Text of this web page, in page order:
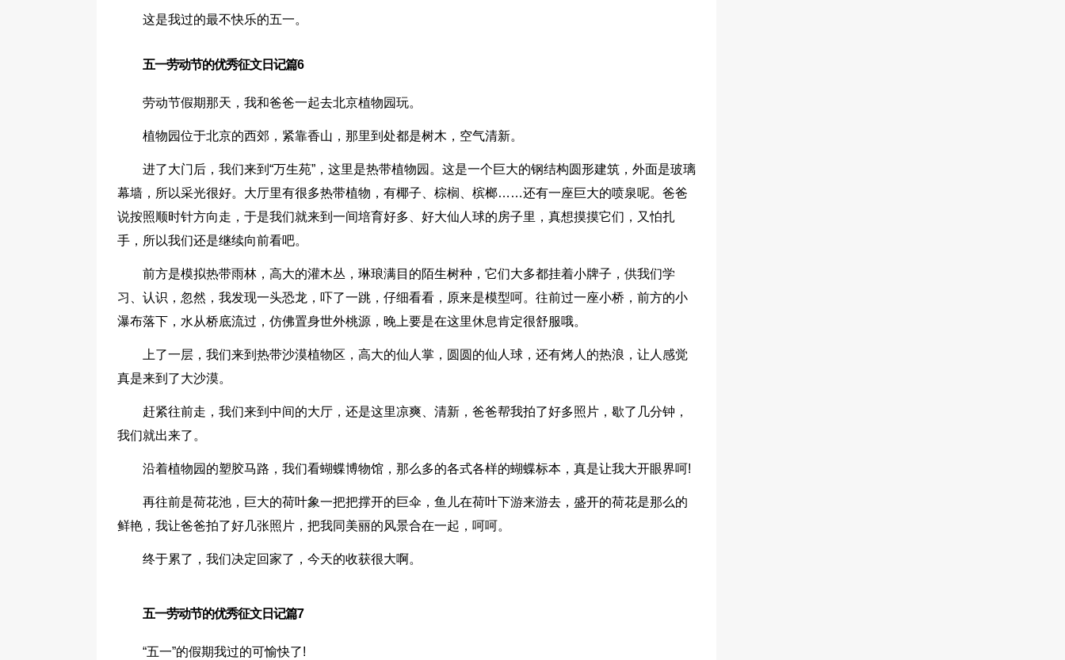
这是我过的最不快乐的五一。
五一劳动节的优秀征文日记篇6
劳动节假期那天，我和爸爸一起去北京植物园玩。
植物园位于北京的西郊，紧靠香山，那里到处都是树木，空气清新。
进了大门后，我们来到“万生苑”，这里是热带植物园。这是一个巨大的钢结构圆形建筑，外面是玻璃
幕墙，所以采光很好。大厅里有很多热带植物，有椰子、棕榈、槟榔……还有一座巨大的喷泉呢。爸爸
说按照顺时针方向走，于是我们就来到一间培育好多、好大仙人球的房子里，真想摸摸它们，又怕扎
手，所以我们还是继续向前看吧。
前方是模拟热带雨林，高大的灌木丛，琳琅满目的陌生树种，它们大多都挂着小牌子，供我们学
习、认识，忽然，我发现一头恐龙，吓了一跳，仔细看看，原来是模型呵。往前过一座小桥，前方的小
瀑布落下，水从桥底流过，仿佛置身世外桃源，晚上要是在这里休息肯定很舒服哦。
上了一层，我们来到热带沙漠植物区，高大的仙人掌，圆圆的仙人球，还有烤人的热浪，让人感觉
真是来到了大沙漠。
赶紧往前走，我们来到中间的大厅，还是这里凉爽、清新，爸爸帮我拍了好多照片，歇了几分钟，
我们就出来了。
沿着植物园的塑胶马路，我们看蝴蝶博物馆，那么多的各式各样的蝴蝶标本，真是让我大开眼界呵!
再往前是荷花池，巨大的荷叶象一把把撑开的巨伞，鱼儿在荷叶下游来游去，盛开的荷花是那么的
鲜艳，我让爸爸拍了好几张照片，把我同美丽的风景合在一起，呵呵。
终于累了，我们决定回家了，今天的收获很大啊。
五一劳动节的优秀征文日记篇7
“五一”的假期我过的可愉快了!